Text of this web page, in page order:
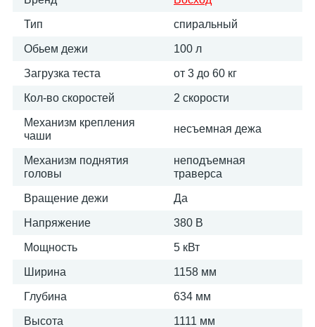
Тип спиральный
Обьем дежи 100 л
Загрузка теста от 3 до 60 кг
Кол-во скоростей 2 скорости
Механизм крепления
чаши
несъемная дежа
Механизм поднятия
головы
неподъемная
траверса
Вращение дежи Да
Напряжение 380 В
Мощность 5 кВт
Ширина 1158 мм
Глубина 634 мм
Высота 1111 мм